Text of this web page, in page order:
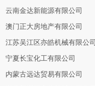
云南金达新能源有限公司
澳门正大房地产有限公司
江苏吴江区亦皓机械有限公司
宁夏长宝化工有限公司
内蒙古远达贸易有限公司